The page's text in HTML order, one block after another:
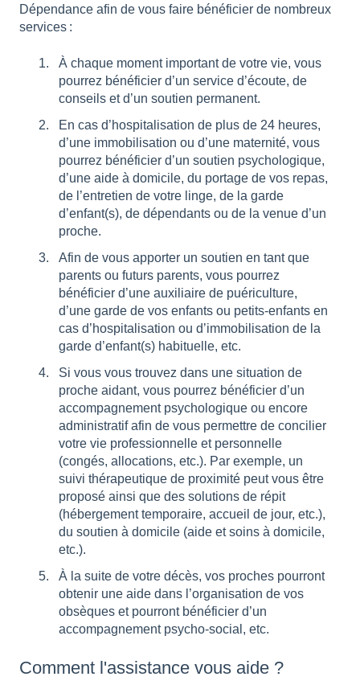
Dépendance afin de vous faire bénéficier de nombreux
services :
À chaque moment important de votre vie, vous
pourrez bénéficier d’un service d’écoute, de
conseils et d’un soutien permanent.
En cas d’hospitalisation de plus de 24 heures,
d’une immobilisation ou d’une maternité, vous
pourrez bénéficier d’un soutien psychologique,
d’une aide à domicile, du portage de vos repas,
de l’entretien de votre linge, de la garde
d’enfant(s), de dépendants ou de la venue d’un
proche.
Afin de vous apporter un soutien en tant que
parents ou futurs parents, vous pourrez
bénéficier d’une auxiliaire de puériculture,
d’une garde de vos enfants ou petits-enfants en
cas d’hospitalisation ou d’immobilisation de la
garde d’enfant(s) habituelle, etc.
Si vous vous trouvez dans une situation de
proche aidant, vous pourrez bénéficier d’un
accompagnement psychologique ou encore
administratif afin de vous permettre de concilier
votre vie professionnelle et personnelle
(congés, allocations, etc.). Par exemple, un
suivi thérapeutique de proximité peut vous être
proposé ainsi que des solutions de répit
(hébergement temporaire, accueil de jour, etc.),
du soutien à domicile (aide et soins à domicile,
etc.).
À la suite de votre décès, vos proches pourront
obtenir une aide dans l’organisation de vos
obsèques et pourront bénéficier d’un
accompagnement psycho-social, etc.
Comment l'assistance vous aide ?